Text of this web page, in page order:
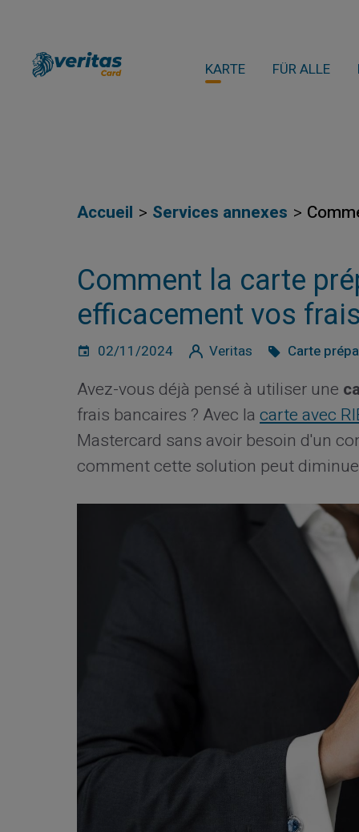
KARTE FÜR ALLE
Accueil Services annexes
Comment la carte
efficacement vos
02/11/2024 Veritas Carte
Avez-vous déjà pensé à utiliser une
frais bancaires ? Avec lacarte avec
Mastercard sans avoir besoin d'un
comment cette solution peut